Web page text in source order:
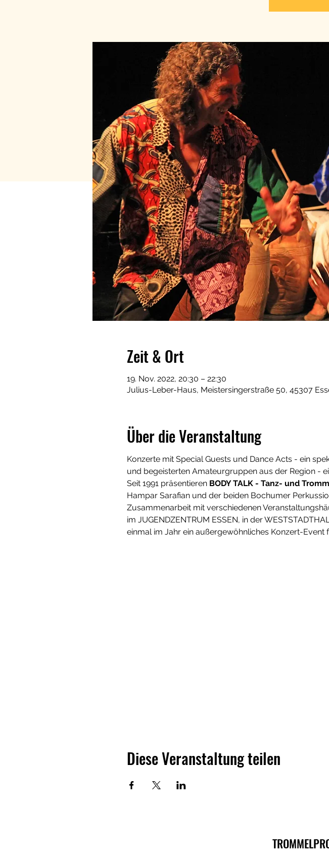
Zeit & Ort
19. Nov. 2022, 20:30 – 22:30
Julius-Leber-Haus, Meistersingerstraße 50, 45307
Über die Veranstaltung
Konzerte mit Special Guests und Dance Acts - ein
und begeisterten Amateurgruppen aus der Region -
Seit 1991 präsentieren BODY TALK - Tanz- und
Hampar Sarafian und der beiden Bochumer
Zusammenarbeit mit verschiedenen
im JUGENDZENTRUM ESSEN, in der
einmal im Jahr ein außergewöhnliches Konzert-Event
Diese Veranstaltung teilen